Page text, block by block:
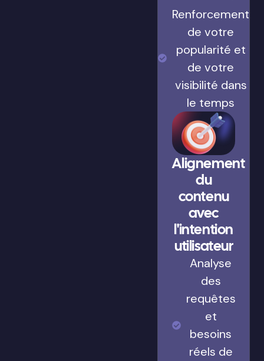
Renforcement
de votre
popularité et
de votre
visibilité dans
le temps
Alignement
du
contenu
avec
l'intention
utilisateur
Analyse
des
requêtes
et
besoins
réels de